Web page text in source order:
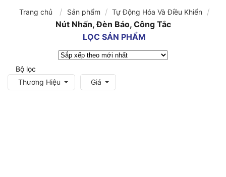
Trang chủ / Sản phẩm / Tự Động Hóa Và Điều Khiển
/
Nút Nhấn, Đèn Báo, Công Tắc
LỌC SẢN PHẨM
Bộ lọc
Thương Hiệu
Giá